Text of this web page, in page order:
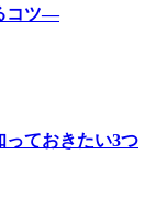
コツ—
っておきたい3つ